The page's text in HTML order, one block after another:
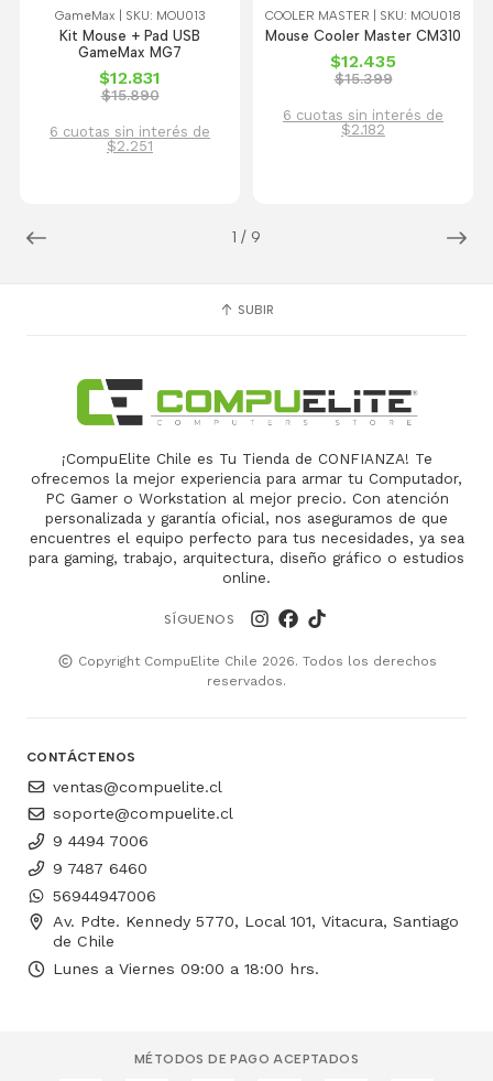
1 / 9
GameMax | SKU: MOU013
Kit Mouse + Pad USB
GameMax MG7
$12.831
$15.890
6 cuotas sin interés de
$2.251
COOLER MASTER | SKU: MOU018
Mouse Cooler Master CM310
$12.435
$15.399
6 cuotas sin interés de
$2.182
SUBIR
¡CompuElite Chile es Tu Tienda de CONFIANZA! Te
ofrecemos la mejor experiencia para armar tu Computador,
PC Gamer o Workstation al mejor precio. Con atención
personalizada y garantía oficial, nos aseguramos de que
encuentres el equipo perfecto para tus necesidades, ya sea
para gaming, trabajo, arquitectura, diseño gráfico o estudios
online.
SÍGUENOS
Copyright CompuElite Chile 2026. Todos los derechos
reservados.
CONTÁCTENOS
ventas@compuelite.cl
soporte@compuelite.cl
9 4494 7006
9 7487 6460
56944947006
Av. Pdte. Kennedy 5770, Local 101, Vitacura, Santiago
de Chile
Lunes a Viernes 09:00 a 18:00 hrs.
MÉTODOS DE PAGO ACEPTADOS